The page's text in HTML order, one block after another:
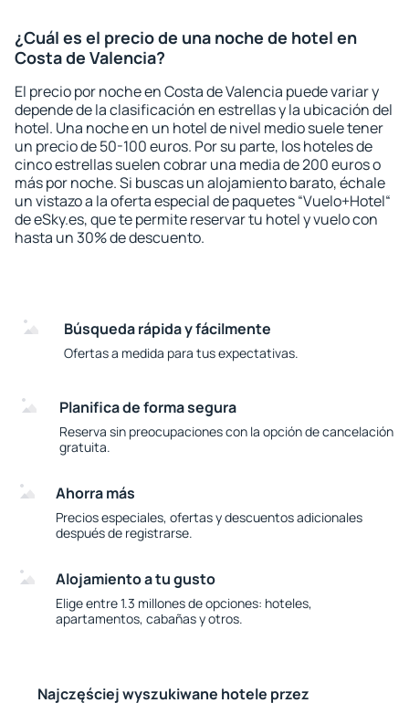
¿Cuál es el precio de una noche de hotel en
Costa de Valencia?
El precio por noche en Costa de Valencia puede variar y
depende de la clasificación en estrellas y la ubicación del
hotel. Una noche en un hotel de nivel medio suele tener
un precio de 50-100 euros. Por su parte, los hoteles de
cinco estrellas suelen cobrar una media de 200 euros o
más por noche. Si buscas un alojamiento barato, échale
un vistazo a la oferta especial de paquetes “Vuelo+Hotel“
de eSky.es, que te permite reservar tu hotel y vuelo con
hasta un 30% de descuento.
Búsqueda rápida y fácilmente
Ofertas a medida para tus expectativas.
Planifica de forma segura
Reserva sin preocupaciones con la opción de cancelación
gratuita.
Ahorra más
Precios especiales, ofertas y descuentos adicionales
después de registrarse.
Alojamiento a tu gusto
Elige entre 1.3 millones de opciones: hoteles,
apartamentos, cabañas y otros.
Najczęściej wyszukiwane hotele przez